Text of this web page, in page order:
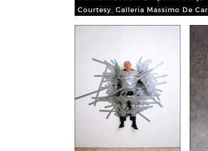
Courtesy, Galleria Massimo De